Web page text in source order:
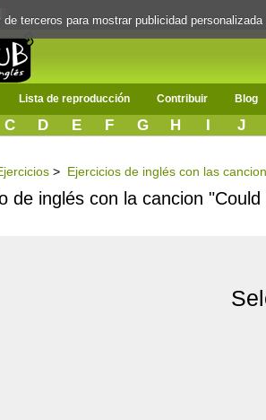
Lista de reproducción Contribuir Blog
C D E F G H I J
> Ejercicios de inglés con las
de inglés con la cancion
terceros para mostrar publicidad